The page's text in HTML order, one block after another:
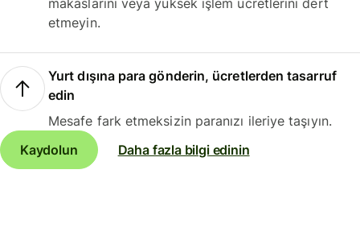
makaslarını veya yüksek işlem ücretlerini dert
etmeyin.
Yurt dışına para gönderin, ücretlerden tasarruf
edin
Mesafe fark etmeksizin paranızı ileriye taşıyın.
Kaydolun
Daha fazla bilgi edinin